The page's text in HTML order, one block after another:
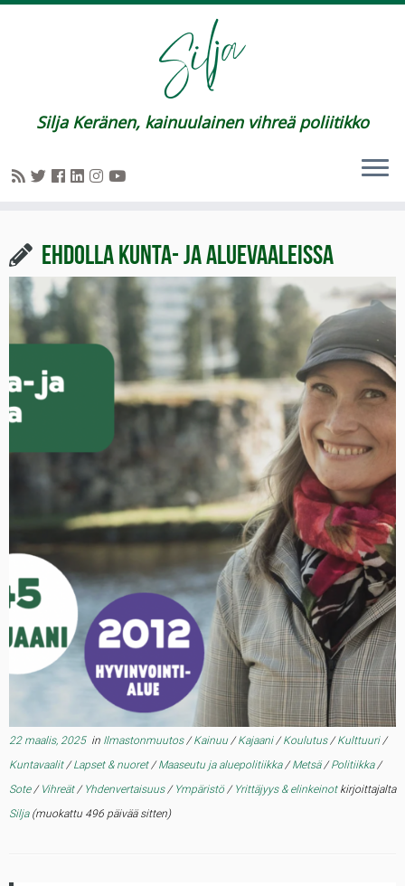
Silja Keränen, kainuulainen vihreä poliitikko
Ehdolla kunta- ja aluevaaleissa
22 maalis, 2025in Ilmastonmuutos/Kainuu /Kajaani/Koulutus/Kulttuuri/
Kuntavaalit/Lapset & nuoret/Maaseutu ja aluepolitiikka/Metsä/Politiikka/
Sote/ Vihreät/ Yhdenvertaisuus/ Ympäristö / Yrittäjyys & elinkeinot kirjoittajalta
Silja(muokattu 496 päivää sitten)